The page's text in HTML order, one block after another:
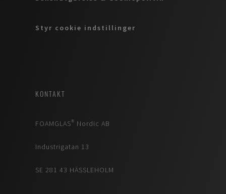
Styr cookie indstillinger
KONTAKT
FOAMGLAS® Nordic AB
Industrigatan 13
SE 281 43 HÄSSLEHOLM